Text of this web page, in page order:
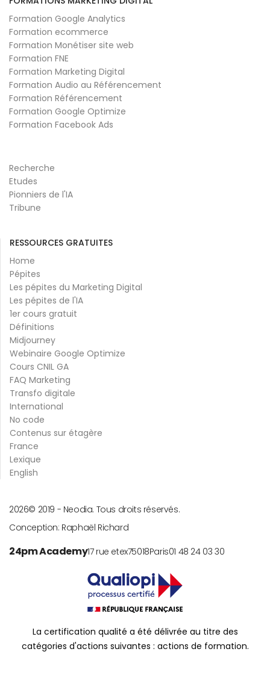
Formation Google Analytics
Formation ecommerce
Formation Monétiser site web
Formation FNE
Formation Marketing Digital
Formation Audio au Référencement
Formation Référencement
Formation Google Optimize
Formation Facebook Ads
Recherche
Etudes
Pionniers de l'IA
Tribune
RESSOURCES GRATUITES
Home
Pépites
Les pépites du Marketing Digital
Les pépites de l'IA
1er cours gratuit
Définitions
Midjourney
Webinaire Google Optimize
Cours CNIL GA
FAQ Marketing
Transfo digitale
International
No code
Contenus sur étagère
France
Lexique
English
© 2019 -
2026
Neodia. Tous droits réservés.
Conception: Raphaël Richard
24pm Academy17 rue etex75018Paris01 48 24 03 30
La certification qualité a été délivrée au titre des
catégories d'actions suivantes : actions de formation.